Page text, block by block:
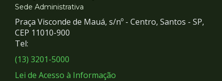
e
Redes
Sociais
Sede Administrativa
Praça Visconde de Mauá, s/nº - Centro, Santos - SP,
CEP 11010-900
Tel:
(13) 3201-5000
Lei de Acesso à Informação